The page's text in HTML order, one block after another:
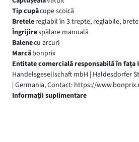
Tip cupăcupe scoică
Bretelereglabil în 3 trepte, reglabile,
Îngrijirespălare manuală
Balenecu arcuri
Marcăbonprix
Entitate comercială responsabilă în fața
Handelsgesellschaft mbH | Haldesdorfer
| Germania, Contact: https://
Informaţii suplimentare